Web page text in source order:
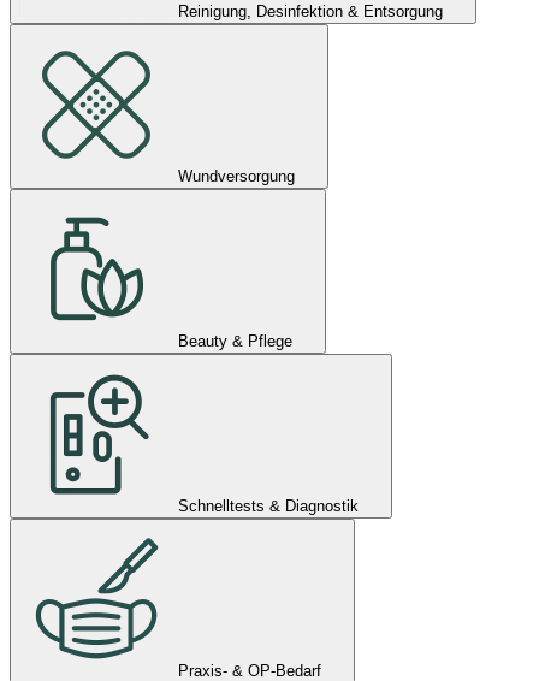
Reinigung, Desinfektion & Entsorgung
Wundversorgung
Beauty & Pflege
Schnelltests & Diagnostik
Praxis- & OP-Bedarf